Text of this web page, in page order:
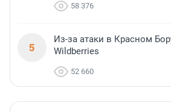
58 376
5
Из-за атаки в Красном
Wildberries
52 660